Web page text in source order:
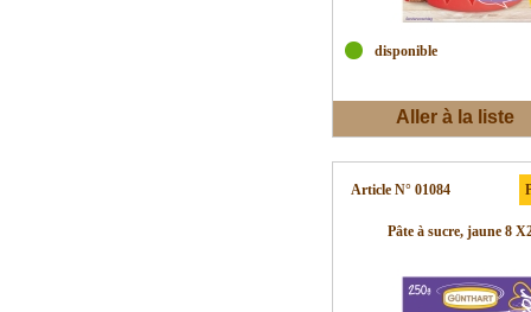
disponible
Aller à la liste
Article N° 01084
Pâte à sucre, jaune 8